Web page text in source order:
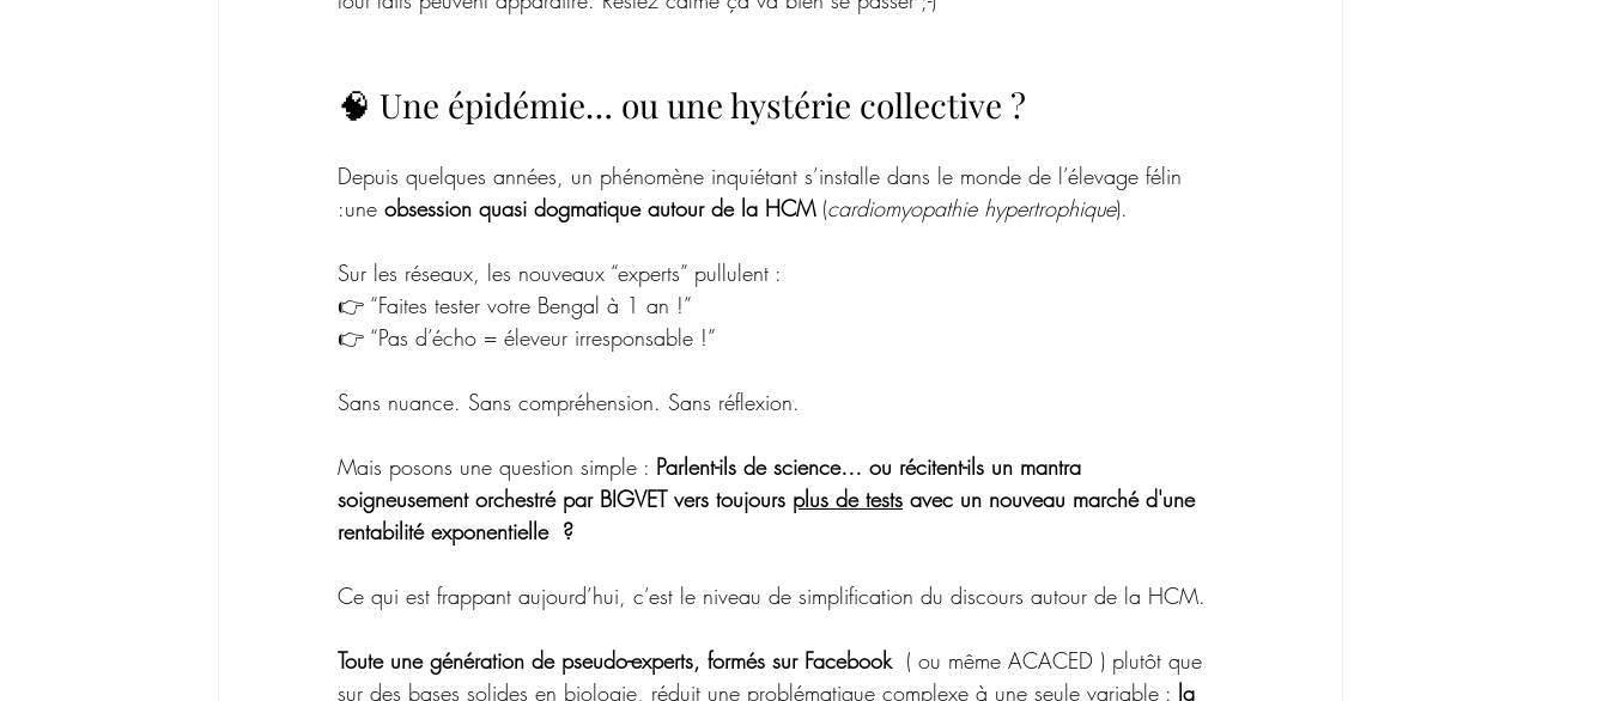
🧠 Une épidémie… ou une hystérie collective ?
Depuis quelques années, un phénomène inquiétant s’installe dans le monde de l’élevage félin
:une obsession quasi dogmatique autour de la HCM (cardiomyopathie hypertrophique).
Sur les réseaux, les nouveaux “experts” pullulent :
👉 “Faites tester votre Bengal à 1 an !”
👉 “Pas d’écho = éleveur irresponsable !”
Sans nuance. Sans compréhension. Sans réflexion.
Mais posons une question simple : Parlent-ils de science… ou récitent-ils un mantra
soigneusement orchestré par BIGVET vers toujours plus de tests avec un nouveau marché d'une
rentabilité exponentielle  ?
Ce qui est frappant aujourd’hui, c’est le niveau de simplification du discours autour de la HCM.
Toute une génération de pseudo-experts, formés sur Facebook
  ( ou même ACACED ) plutôt que
sur des bases solides en biologie, réduit une problématique complexe à une seule variable : la